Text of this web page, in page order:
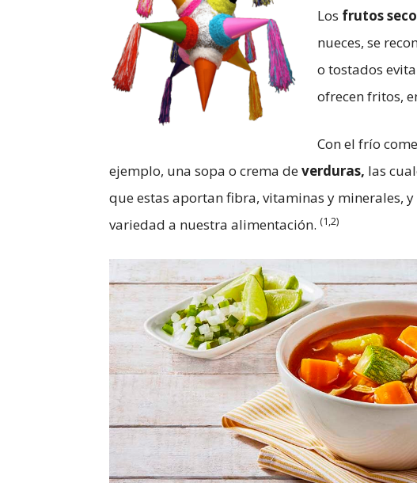
Los frutos
nueces, se
o tostados
ofrecen fritos,
Con el frío
ejemplo, una sopa o crema deverduras, las
que estas aportan fibra, vitaminas y minerales,
variedad a nuestra alimentación. (1,2)